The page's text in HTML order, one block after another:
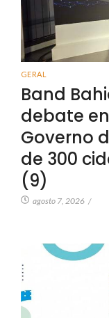
GERAL
Band
debate
Governo
de 300
(9)
agosto 7, 2026 /